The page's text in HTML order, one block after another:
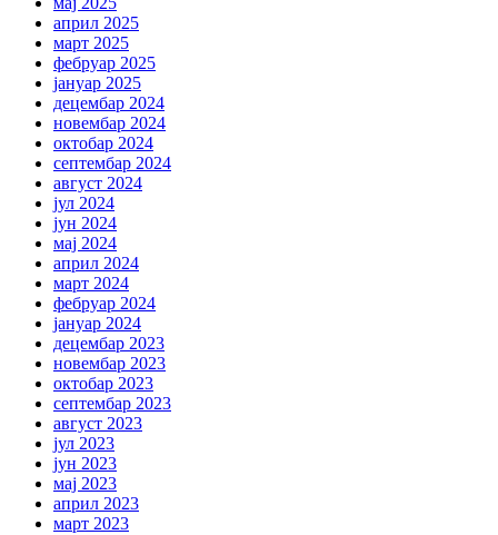
април 2025
март 2025
фебруар 2025
јануар 2025
децембар 2024
новембар 2024
октобар 2024
септембар 2024
август 2024
јул 2024
јун 2024
мај 2024
април 2024
март 2024
фебруар 2024
јануар 2024
децембар 2023
новембар 2023
октобар 2023
септембар 2023
август 2023
јул 2023
јун 2023
мај 2023
април 2023
март 2023